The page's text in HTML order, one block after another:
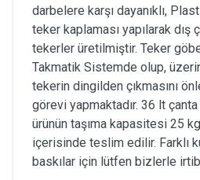
darbelere karşı dayanıklı,
teker kaplaması yapılarak dış
tekerler üretilmiştir. Teker
Takmatik Sistemde olup,
tekerin dingilden çıkmasını
görevi yapmaktadır. 36 lt
ürünün taşıma kapasitesi 25
içerisinde teslim edilir. Farklı
baskılar için lütfen bizlerle